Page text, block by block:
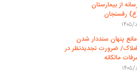
از بیمارستان
رفسنجان
پنهان سنددار شدن
ضرورت تجدیدنظر در
مالکانه